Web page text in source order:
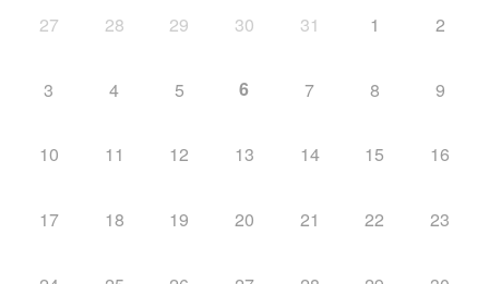
27 28 29 30 31 1 2
3 4 5 6 7 8 9
10 11 12 13 14 15 16
17 18 19 20 21 22 23